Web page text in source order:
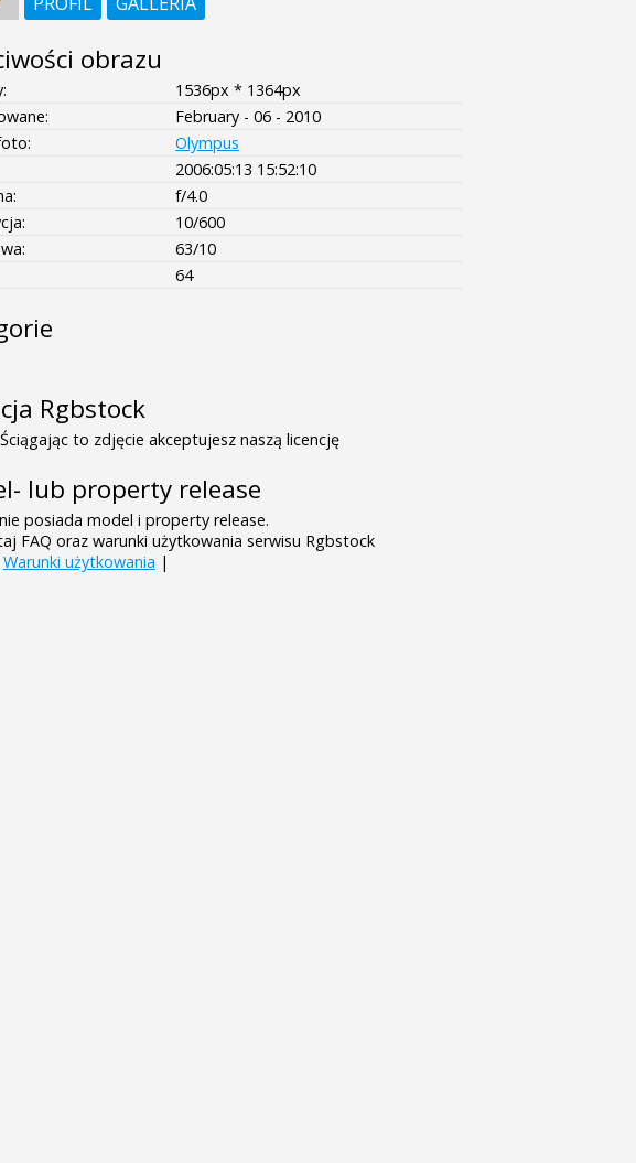
obrazu
1536px * 1364px
February - 06 - 2010
Olympus
2006:05:13 15:52:10
f/4.0
10/600
63/10
64
Rgbstock
to zdjęcie akceptujesz naszą licencję
lub property release
posiada model i property release.
FAQ oraz warunki użytkowania serwisu Rgbstock
Warunki użytkowania |